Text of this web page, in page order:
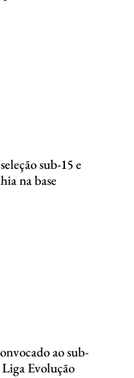
sub-15 e
na base
ao sub-
Evolução